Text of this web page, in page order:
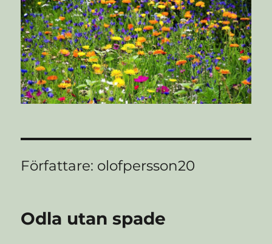
Författare: olofpersson20
Odla utan spade